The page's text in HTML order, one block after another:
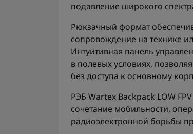
подавление широкого
Рюкзачный формат
сопровождение на технике
Интуитивная панель
в полевых условиях,
без доступа к основному
РЭБ Wartex Backpack LOW
сочетание мобильности,
радиоэлектронной борьбы